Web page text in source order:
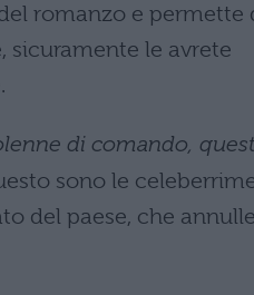
romanzo e permette
sicuramente le avrete
di comando,
sono le
del paese, che